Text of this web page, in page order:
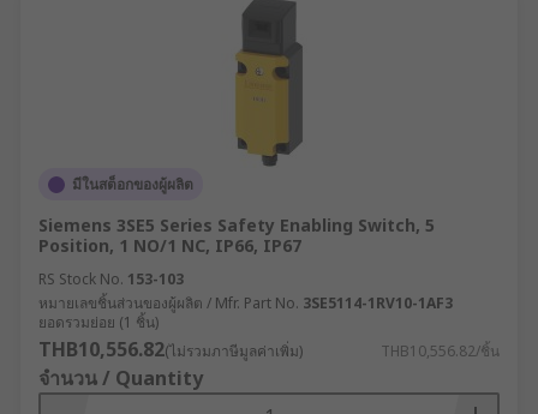
มีในสต็อกของผู้ผลิต
Siemens 3SE5 Series Safety Enabling Switch, 5
Position, 1 NO/1 NC, IP66, IP67
RS Stock No. 153-103
หมายเลขชิ้นส่วนของผู้ผลิต / Mfr. Part No. 3SE5114-1RV10-1AF3
ยอดรวมย่อย (1 ชิ้น)
THB10,556.82(ไม่รวมภาษีมูลค่าเพิ่ม) THB10,556.82/ชิ้น
จำนวน / Quantity